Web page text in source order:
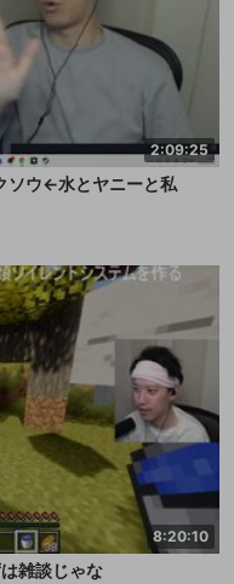
2:09:25
ソウ←水とヤニーと私
8:20:10
雑談じゃな